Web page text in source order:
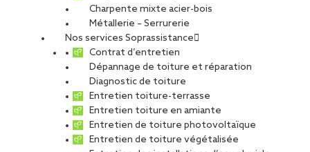
Charpente mixte acier-bois
Métallerie – Serrurerie
Nos services Soprassistance
Contrat d’entretien
Dépannage de toiture et réparation
Diagnostic de toiture
Entretien toiture-terrasse
Entretien toiture en amiante
Entretien de toiture photovoltaïque
Entretien de toiture végétalisée
Réemploi des aciers : comment un
chantier des années 1960 relève le
défi bas carbone